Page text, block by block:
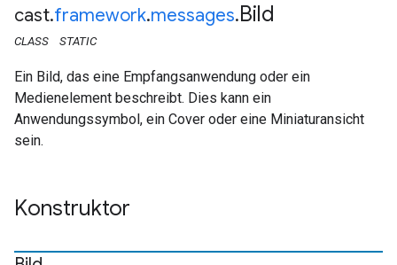
cast.framework.messages.Bild
CLASS STATIC
Ein Bild, das eine Empfangsanwendung oder ein
Medienelement beschreibt. Dies kann ein
Anwendungssymbol, ein Cover oder eine Miniaturansicht
sein.
Konstruktor